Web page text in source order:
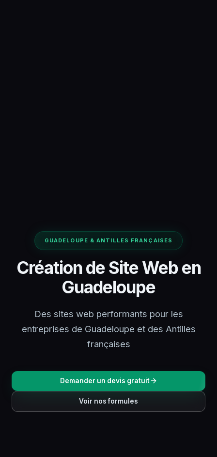
GUADELOUPE & ANTILLES FRANÇAISES
Création de Site Web en
Guadeloupe
Des sites web performants pour les
entreprises de Guadeloupe et des Antilles
françaises
Demander un devis gratuit
Voir nos formules